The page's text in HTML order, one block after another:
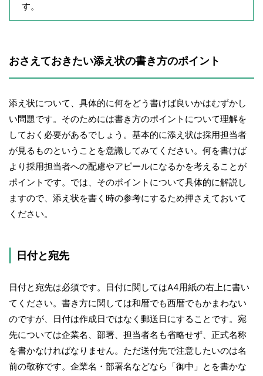
す。
おさえておきたい添え状の書き方のポイント
添え状について、具体的に何をどう書けば良いかはむずかし
い問題です。そのためには書き方のポイントについて理解を
しておく必要があるでしょう。基本的に添え状は採用担当者
が見るものということを意識してみてください。何を書けば
より採用担当者への配慮やアピールになるかを考えることが
ポイントです。では、そのポイントについて具体的に解説し
ますので、添え状を書く時の参考にするため押さえておいて
ください。
日付と宛先
日付と宛先は必須です。日付に関してはA4用紙の右上に書い
てください。書き方に関しては和暦でも西暦でもかまわない
のですが、日付は作成日ではなく郵送日にすることです。宛
先については企業名、部署、担当者名も省略せず、正式名称
を書かなければなりません。ただ送付先で注意したいのは名
前の敬称です。企業名・部署名などなら「御中」とを書かな